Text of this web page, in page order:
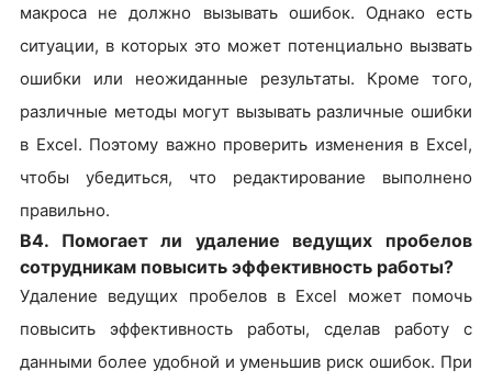
макроса не должно вызывать ошибок. Однако есть
ситуации, в которых это может потенциально вызвать
ошибки или неожиданные результаты. Кроме того,
различные методы могут вызывать различные ошибки
в Excel. Поэтому важно проверить изменения в Excel,
чтобы убедиться, что редактирование выполнено
правильно.
В4. Помогает ли удаление ведущих пробелов
сотрудникам повысить эффективность работы?
Удаление ведущих пробелов в Excel может помочь
повысить эффективность работы, сделав работу с
данными более удобной и уменьшив риск ошибок. При